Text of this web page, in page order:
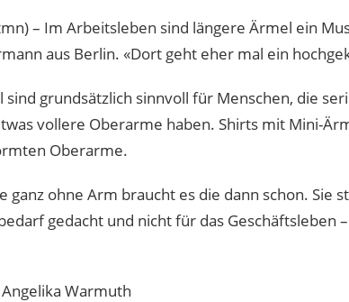
– Im Arbeitsleben sind längere Ärmel ein
aus Berlin. «Dort geht eher mal ein
sind grundsätzlich sinnvoll für Menschen, die
vollere Oberarme haben. Shirts mit Mini-
Oberarme.
ganz ohne Arm braucht es die dann schon.
gedacht und nicht für das
Warmuth